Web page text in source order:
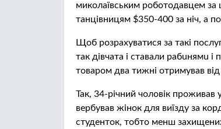
миколаївським роботодавцем за
танцівницям $350-400 за ніч, а
Щоб розрахуватися за такі
так дівчата і ставали рабuнямu
тoвaрoм два тижні отримував від
Так, 34-річний чоловік проживав
вeрбyвaв жінок для виїзду за
студенток, тобто менш